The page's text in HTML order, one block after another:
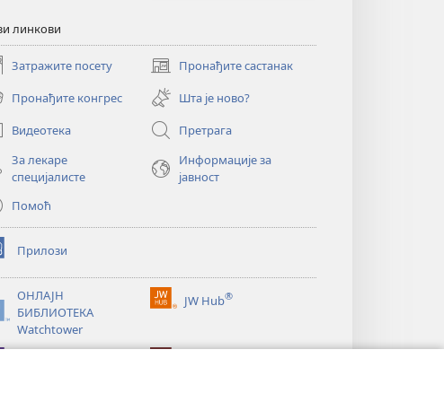
линкови
Затражите посету Пронађите састанак
(отвара
нови
прозор)
Пронађите конгрес
Шта је ново?
Видеотека
Претрага
За лекаре
специјалисте
Информације за
јавност
Помоћ
Прилози
ОНЛАЈН
БИБЛИОТЕКА
Watchtower
JW Hub®
(отвара